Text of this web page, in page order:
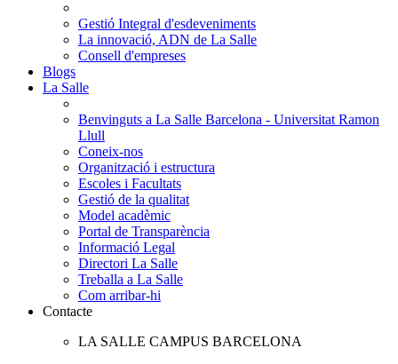
Gestió Integral d'esdeveniments
La innovació, ADN de La Salle
Consell d'empreses
Blogs
La Salle
Benvinguts a La Salle Barcelona - Universitat Ramon
Llull
Coneix-nos
Organització i estructura
Escoles i Facultats
Gestió de la qualitat
Model acadèmic
Portal de Transparència
Informació Legal
Directori La Salle
Treballa a La Salle
Com arribar-hi
Contacte
LA SALLE CAMPUS BARCELONA